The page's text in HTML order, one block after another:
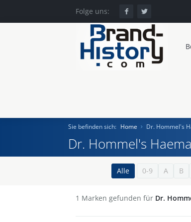
Folge uns:
Sie befinden sich: Home Dr. Hommel's
Dr. Hommel's
Alle 0-9 A B
1 Marken gefunden für Dr.